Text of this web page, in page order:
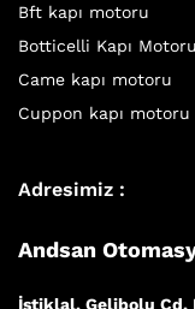
Bft kapı motoru
Botticelli Kapı Motoru
Came kapı motoru
Cuppon kapı motoru
Adresimiz :
Andsan
İstiklal, Gelibolu Cd.